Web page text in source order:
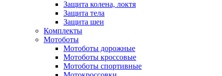
Защита колена, локтя
Защита тела
Защита шеи
Комплекты
Мотоботы
Мотоботы дорожные
Мотоботы кроссовые
Мотоботы спортивные